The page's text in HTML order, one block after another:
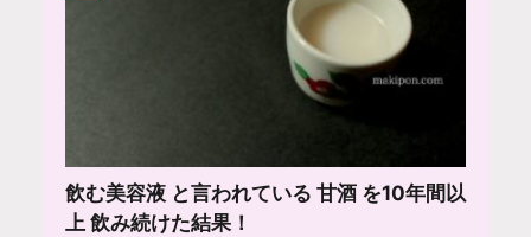
飲む美容液 と言われている 甘酒 を10年間以
上 飲み続けた結果！